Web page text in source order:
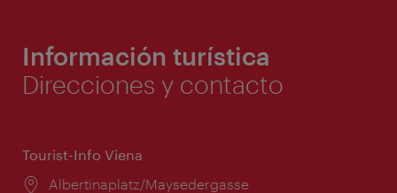
Información turística
Direcciones y contacto
Tourist-Info Viena
Lugar:
Albertinaplatz/Maysedergasse